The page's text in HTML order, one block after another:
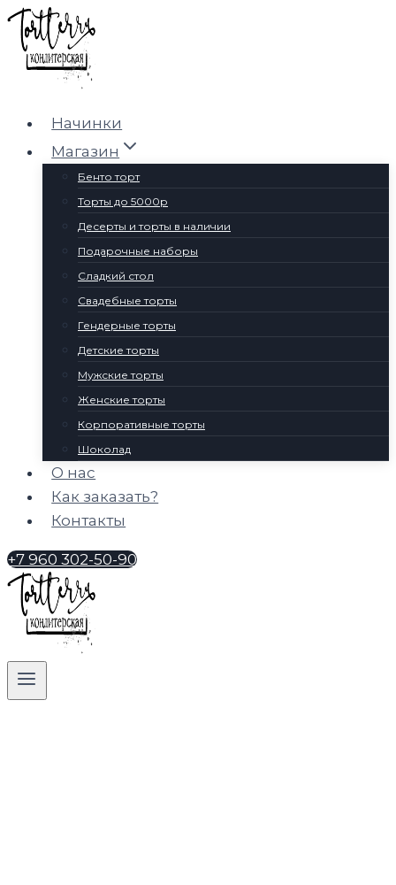
Перейти
содержимому
Начинки
Магазин
Бенто торт
Торты до 5000р
Десерты и торты в наличии
Подарочные наборы
Сладкий стол
Свадебные торты
Гендерные торты
Детские торты
Мужские торты
Женские торты
Корпоративные торты
Шоколад
О нас
Как заказать?
Контакты
+7 960 302-50-90